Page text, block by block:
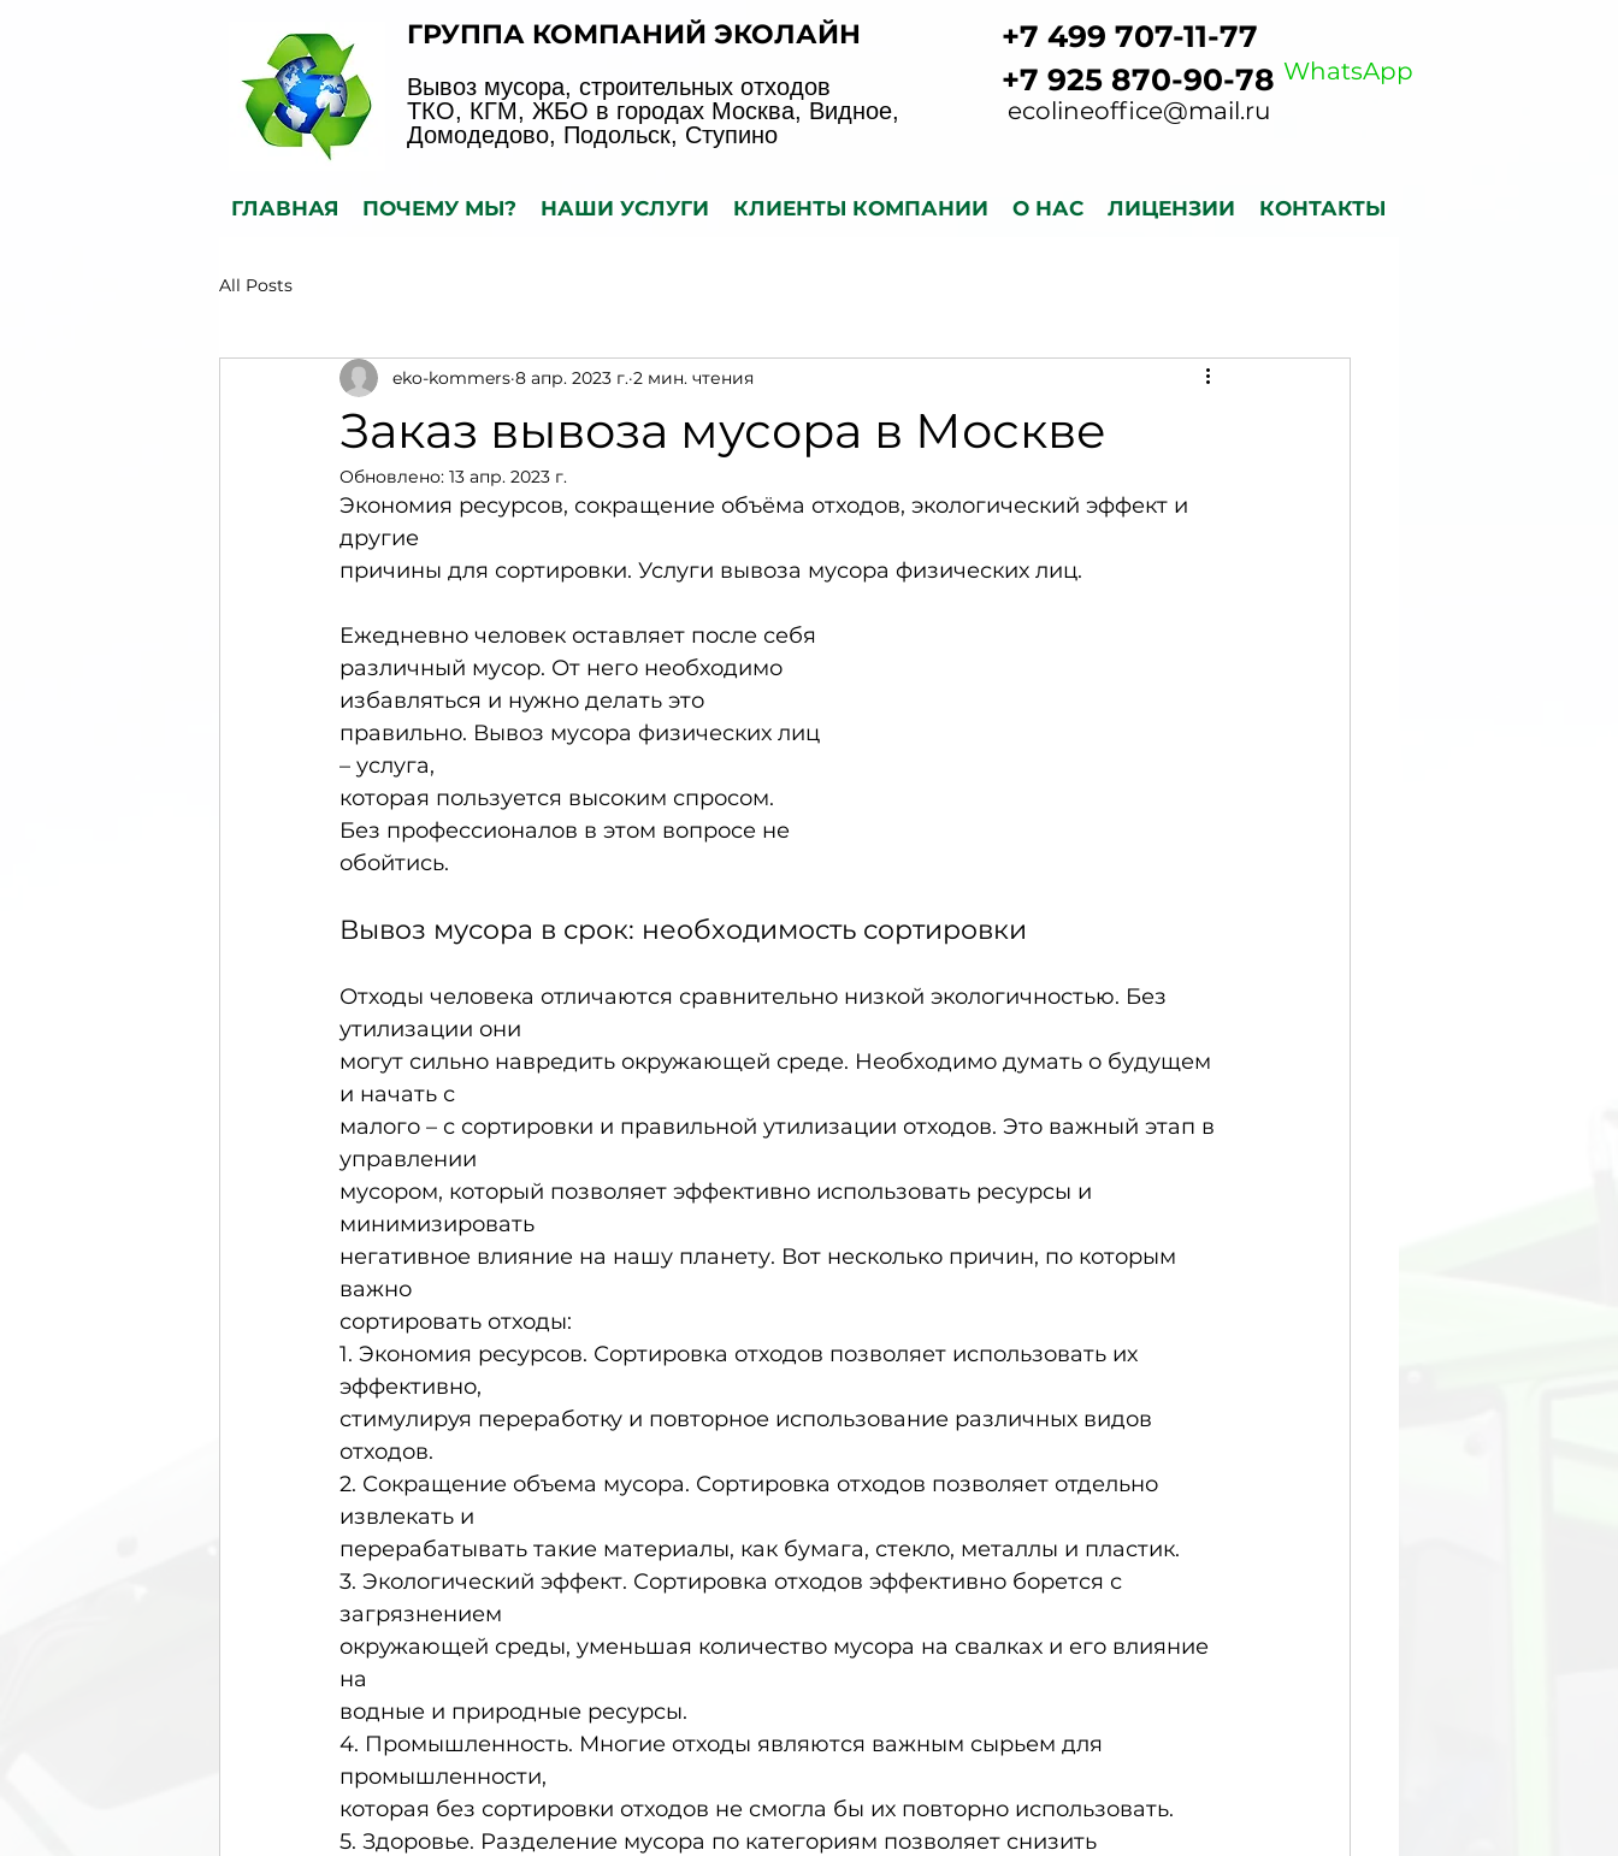
ГРУППА КОМПАНИЙ ЭКОЛАЙН
Вывоз мусора, строительных отходов
ТКО, КГМ, ЖБО в городах Москва, Видное,
Домодедово, Подольск, Ступино
+7 499 707-11-77
ecolineoffice@mail.ru
+7 925 870-90-78 WhatsApp
ГЛАВНАЯ ПОЧЕМУ МЫ? НАШИ УСЛУГИ КЛИЕНТЫ КОМПАНИИ О НАС ЛИЦЕНЗИИ КОНТАКТЫ
All Posts
Заказ вывоза мусора в Москве
eko-kommers 8 апр. 2023 г. 2 мин. чтения
Обновлено: 13 апр. 2023 г.
Экономия ресурсов, сокращение объёма отходов, экологический эффект и
другие
причины для сортировки. Услуги вывоза мусора физических лиц.
Ежедневно человек оставляет после себя
различный мусор. От него необходимо
избавляться и нужно делать это
правильно. Вывоз мусора физических лиц
– услуга,
которая пользуется высоким спросом.
Без профессионалов в этом вопросе не
обойтись.
Вывоз мусора в срок: необходимость сортировки
Отходы человека отличаются сравнительно низкой экологичностью. Без
утилизации они
могут сильно навредить окружающей среде. Необходимо думать о будущем
и начать с
малого – с сортировки и правильной утилизации отходов. Это важный этап в
управлении
мусором, который позволяет эффективно использовать ресурсы и
минимизировать
негативное влияние на нашу планету. Вот несколько причин, по которым
важно
сортировать отходы:
1. Экономия ресурсов. Сортировка отходов позволяет использовать их
эффективно,
стимулируя переработку и повторное использование различных видов
отходов.
2. Сокращение объема мусора. Сортировка отходов позволяет отдельно
извлекать и
перерабатывать такие материалы, как бумага, стекло, металлы и пластик.
3. Экологический эффект. Сортировка отходов эффективно борется с
загрязнением
окружающей среды, уменьшая количество мусора на свалках и его влияние
на
водные и природные ресурсы.
4. Промышленность. Многие отходы являются важным сырьем для
промышленности,
которая без сортировки отходов не смогла бы их повторно использовать.
5. Здоровье. Разделение мусора по категориям позволяет снизить